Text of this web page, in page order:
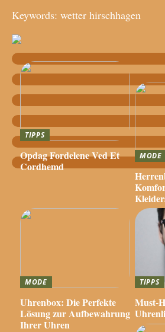
Keywords: wetter hirschhagen
TIPPS
Opdag Fordelene Ved Et
Cordhemd
MODE
MODE
Uhrenbox: Die Perfekte
Lösung zur Aufbewahrung
Ihrer Uhren
TIPPS
Must-